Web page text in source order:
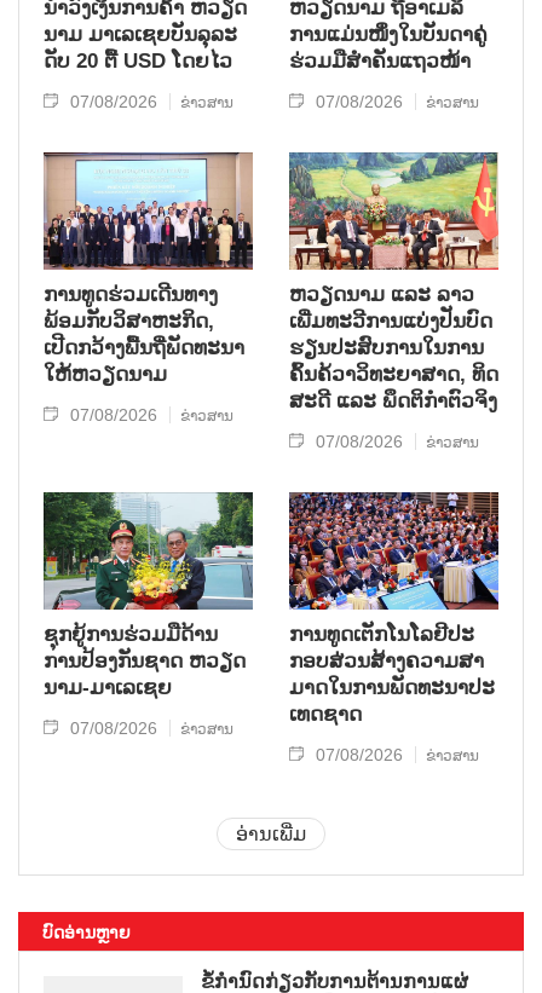
ນຳ​ວົງ​ເງິນ​ການ​ຄ້າ ຫວຽດ​
ນາມ ມາ​ເລ​ເຊຍ​ບັນ​ລຸ​ລະ​
ດັບ 20 ຕື້ USD ໂດຍ​ໄວ
07/08/2026 ຂ່າວສານ
ຫ​ວຽດ​ນາມ ຖື​ອາ​ເມ​ລິ​
ການ​ແມ່ນ​ໜຶ່ງ​ໃນ​ບັນ​ດາ​ຄູ່​
ຮ່ວມ​ມື​ສຳ​ຄັນ​ແຖວ​ໜ້າ
07/08/2026 ຂ່າວສານ
ການ​ທູດ​ຮ່ວມ​ເດີນ​ທາງ​
ພ້ອມກັບ​ວິ​ສາ​ຫະ​ກ​ິດ,
ເປີດກວ້າງ​ພື້ນ​ຖີ່​ພັດ​ທະ​ນາ​
ໃຫ້​ຫວຽດ​ນາມ
07/08/2026 ຂ່າວສານ
ຫວຽດ​ນາມ ແລະ ລາວ​
ເພີ່ມ​ທະ​ວີ​ການ​ແບ່​ງ​ປັນ​ບົດ​
ຮຽນ​ປະ​ສົບ​ການ​ໃນ​ການ​
ຄົ້ນ​ຄ້​ວາ​ວິ​ທະ​ຍາ​ສາດ, ທິດ​
ສະ​ດີ ແລະ ພຶດ​ຕິ​ກຳຕົວ​ຈິງ
07/08/2026 ຂ່າວສານ
ຊຸກ​ຍູ້​ການ​ຮ່ວມ​ມື​ດ້ານ​
ການ​ປ້ອງ​ກັນ​ຊາດ ຫວຽດ​
ນາມ-ມາ​ເລ​ເຊຍ
07/08/2026 ຂ່າວສານ
ການ​ທູດ​ເຕັກ​ໂນ​ໂລ​ຢີ​ປະ​
ກອບ​ສ່ວນ​ສ້າງ​ຄວາມ​ສາ​
ມາດ​ໃນ​ການ​ພັດ​ທະ​ນາ​ປະ​
ເທດ​ຊາດ
07/08/2026 ຂ່າວສານ
ອ່ານເພີ່ມ
ບົດອ່ານຫຼາຍ
ຂໍ້ກຳນົດກ່ຽວກັບການຕ້ານການແຜ່